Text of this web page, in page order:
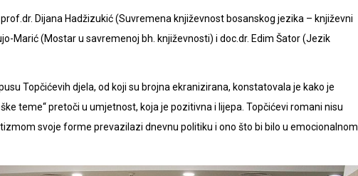
Dijana Hadžizukić (Suvremena književnost bosanskog jezika – književni
Marić (Mostar u savremenoj bh. književnosti) i doc.dr. Edim Šator (Jezik
Topčićevih djela, od koji su brojna ekranizirana, konstatovala je kako je
teme“ pretoči u umjetnost, koja je pozitivna i lijepa. Topčićevi romani nisu
svoje forme prevazilazi dnevnu politiku i ono što bi bilo u emocionalnom